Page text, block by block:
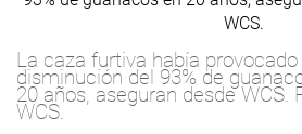
La caza furtiva había provocado
disminución del 93% de
20 años, aseguran desde WCS.
WCS.